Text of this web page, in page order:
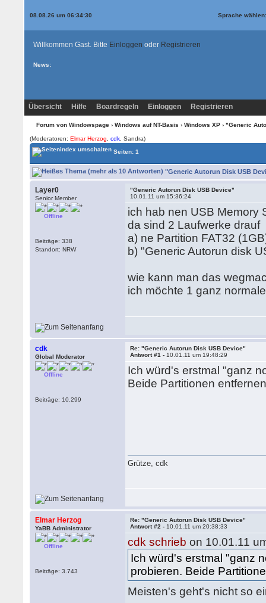
08.08.26 um 06:34:30 Sprache
Willkommen Gast. Bitte Einloggen oder Registrieren
News:
Übersicht Hilfe Boardregeln Einloggen Registrieren
Forum von Windowspage› Windows auf NT-Basis › Windows XP› "Generic
(Moderatoren:Elmar Herzog ,cdk , Sandra)
Seiten: 1
"Generic Autorun Disk USB
Layer0
Senior Member
Offline
Beiträge: 338
Standort: NRW
"Generic Autorun Disk USB Device"
10.01.11 um 15:36:24
ich hab nen USB Memory
da sind 2 Laufwerke drauf
a) ne Partition FAT32
b) "Generic Autorun disk
wie kann man das
ich möchte 1 ganz
cdk
Global Moderator
Offline
Beiträge: 10.299
Re: "Generic Autorun Disk USB Device"
Antwort #1 - 10.01.11 um 19:48:29
Ich würd's erstmal "ganz
Beide Partitionen
Grütze, cdk
Elmar Herzog
YaBB Administrator
Offline
Beiträge: 3.743
Re: "Generic Autorun Disk USB Device"
Antwort #2 - 10.01.11 um 20:38:33
cdk schrieb on 10.01.11
Ich würd's erstmal "ganz
probieren. Beide
Meisten's geht's nicht so